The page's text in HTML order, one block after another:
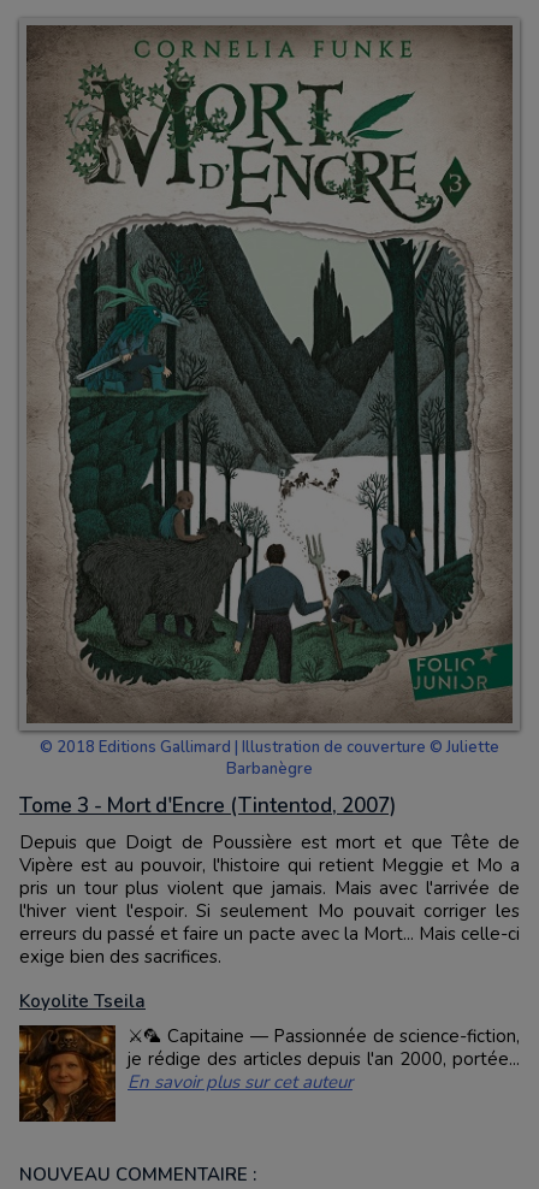
© 2018 Editions Gallimard | Illustration de couverture © Juliette
Barbanègre
Tome 3 - Mort d'Encre (Tintentod, 2007)
Depuis que Doigt de Poussière est mort et que Tête de
Vipère est au pouvoir, l'histoire qui retient Meggie et Mo a
pris un tour plus violent que jamais. Mais avec l'arrivée de
l'hiver vient l'espoir. Si seulement Mo pouvait corriger les
erreurs du passé et faire un pacte avec la Mort... Mais celle-ci
exige bien des sacrifices.
Koyolite Tseila
⚔️🦜 Capitaine — Passionnée de science-fiction,
je rédige des articles depuis l'an 2000, portée...
En savoir plus sur cet auteur
NOUVEAU COMMENTAIRE :